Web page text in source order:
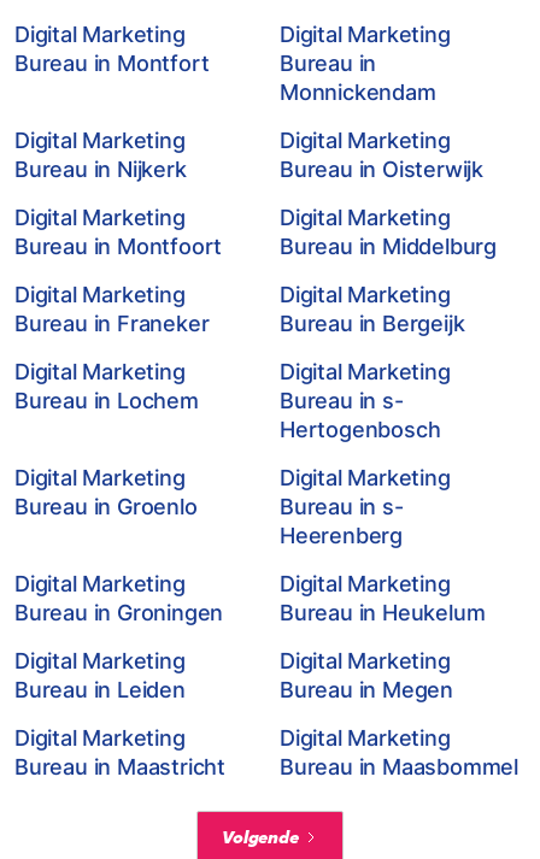
Digital Marketing
Bureau in Montfort
Digital Marketing
Bureau in
Monnickendam
Digital Marketing
Bureau in Nijkerk
Digital Marketing
Bureau in Oisterwijk
Digital Marketing
Bureau in Montfoort
Digital Marketing
Bureau in Middelburg
Digital Marketing
Bureau in Franeker
Digital Marketing
Bureau in Bergeijk
Digital Marketing
Bureau in Lochem
Digital Marketing
Bureau in s-
Hertogenbosch
Digital Marketing
Bureau in Groenlo
Digital Marketing
Bureau in s-
Heerenberg
Digital Marketing
Bureau in Groningen
Digital Marketing
Bureau in Heukelum
Digital Marketing
Bureau in Leiden
Digital Marketing
Bureau in Megen
Digital Marketing
Bureau in Maastricht
Digital Marketing
Bureau in Maasbommel
Volgende